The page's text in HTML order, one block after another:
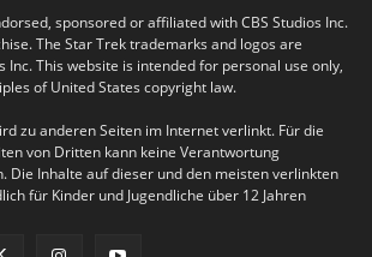
sponsored or affiliated with CBS Studios Inc.
The Star Trek trademarks and logos are
Inc. This website is intended for personal use only,
of United States copyright law.
zu anderen Seiten im Internet verlinkt. Für die
von Dritten kann keine Verantwortung
Die Inhalte auf dieser und den meisten verlinkten
für Kinder und Jugendliche über 12 Jahren